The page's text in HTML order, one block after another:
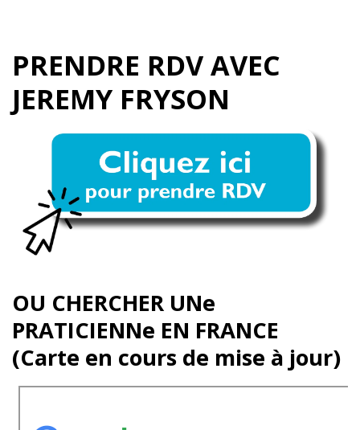
PRENDRE RDV AVEC
JEREMY FRYSON
OU CHERCHER UNe
PRATICIENNe EN FRANCE
(Carte en cours de mise à jour)